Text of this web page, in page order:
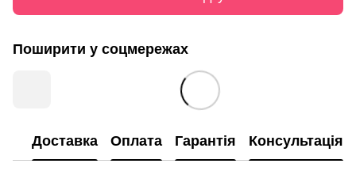
Поширити у соцмережах
Доставка Оплата Гарантія Консультація